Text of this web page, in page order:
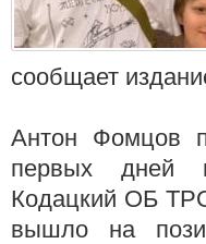
сообщает
Антон Фомцов
первых дней
Кодацкий ОБ
вышло на